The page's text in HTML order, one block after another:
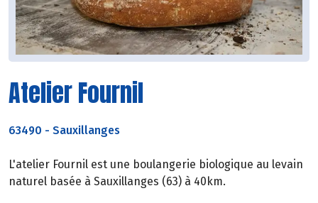
Atelier Fournil
63490 - Sauxillanges
L'atelier Fournil est une boulangerie biologique au levain
naturel basée à Sauxillanges (63) à 40km.